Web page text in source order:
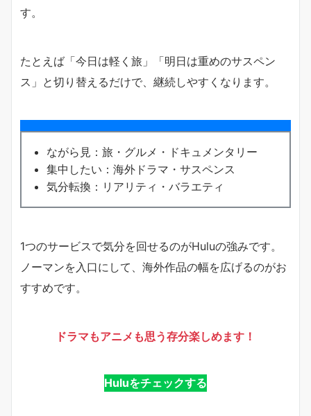
す。
たとえば「今日は軽く旅」「明日は重めのサスペン
ス」と切り替えるだけで、継続しやすくなります。
ながら見：旅・グルメ・ドキュメンタリー
集中したい：海外ドラマ・サスペンス
気分転換：リアリティ・バラエティ
1つのサービスで気分を回せるのがHuluの強みです。
ノーマンを入口にして、海外作品の幅を広げるのがお
すすめです。
ドラマもアニメも思う存分楽しめます！
Huluをチェックする